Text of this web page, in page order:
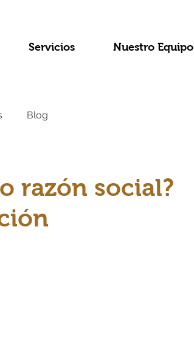
Servicios Nuestro Equipo
Blog
razón social?